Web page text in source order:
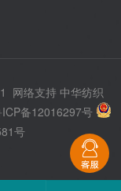
网络支持 中华纺织
ICP备12016297号
号